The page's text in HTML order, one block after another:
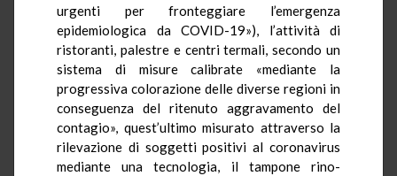
urgenti per fronteggiare l’emergenza
epidemiologica da COVID-19»), l’attività di
ristoranti, palestre e centri termali, secondo un
sistema di misure calibrate «mediante la
progressiva colorazione delle diverse regioni in
conseguenza del ritenuto aggravamento del
contagio», quest’ultimo misurato attraverso la
rilevazione di soggetti positivi al coronavirus
mediante una tecnologia, il tampone rino-